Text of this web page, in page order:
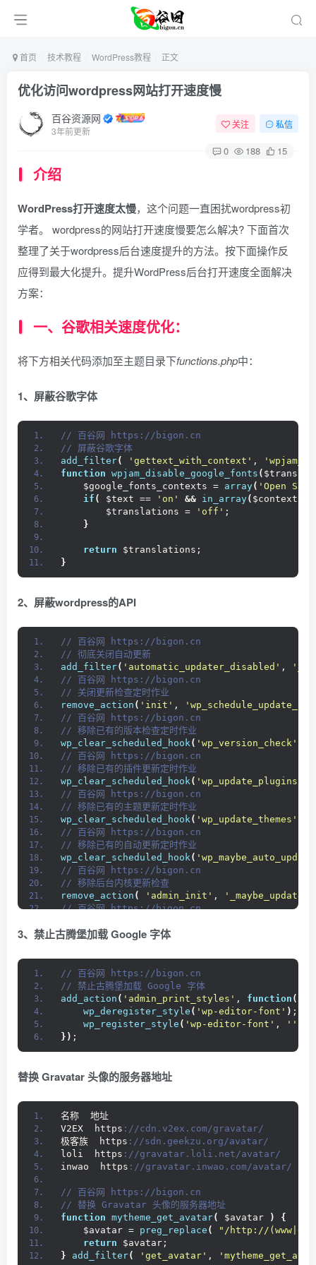
首页 技术教程 WordPress教程 正文
优化访问wordpress网站打开速度慢
百谷资源网
3年前更新
关注 私信
0 188 15
介绍
WordPress打开速度太慢，这个问题一直困扰wordpress初
学者。 wordpress的网站打开速度慢要怎么解决? 下面首次
整理了关于wordpress后台速度提升的方法。按下面操作反
应得到最大化提升。提升WordPress后台打开速度全面解决
方案：
一、谷歌相关速度优化：
将下方相关代码添加至主题目录下functions.php中：
1、屏蔽谷歌字体
// 百谷网 https://bigon.cn
// 屏蔽谷歌字体
add_filter( 'gettext_with_context' ,
function wpjam_disable_google_fonts (
    $google_fonts_contexts =
array( 'Open
if ( $text == 'on' && in_array( $context,
        $translations =
'off' ;
}
return $translations;
}
2、屏蔽wordpress的API
// 百谷网 https://bigon.cn
// 彻底关闭自动更新
add_filter( 'automatic_updater_disabled' ,
// 百谷网 https://bigon.cn
// 关闭更新检查定时作业
remove_action ( 'init' ,
// 百谷网 https://bigon.cn
// 移除已有的版本检查定时作业
wp_clear_scheduled_hook( 'wp_version_check'
// 百谷网 https://bigon.cn
// 移除已有的插件更新定时作业
wp_clear_scheduled_hook( 'wp_update_plugins'
// 百谷网 https://bigon.cn
// 移除已有的主题更新定时作业
wp_clear_scheduled_hook( 'wp_update_themes'
// 百谷网 https://bigon.cn
// 移除已有的自动更新定时作业
wp_clear_scheduled_hook(
// 百谷网 https://bigon.cn
// 移除后台内核更新检查
remove_action ( 'admin_init' ,
// 百谷网 https://bigon.cn
remove_action( 'load-plugins.php'
remove_action( 'load-update-core.php',
remove_action( 'admin_init'
// 百谷网 https://bigon.cn
// 移除后台主题更新检查
remove_action ( 'load-themes.php',
remove_action( 'load-update.php',
remove_action
3、禁止古腾堡加载 Google 字体
// 百谷网 https://bigon.cn
// 禁止古腾堡加载 Google 字体
add_action ( 'admin_print_styles' , function (){
wp_deregister_style ( 'wp-editor-font' ) ;
wp_register_style ( 'wp-editor-font' , ''
}) ;
替换 Gravatar 头像的服务器地址
名称  地址
V2EX  https ://cdn.v2ex.com/gravatar/
极客族  https ://sdn.geekzu.org/avatar/
loli  https ://gravatar.loli.net/avatar/
inwao  https ://gravatar.inwao.com/avatar/
// 百谷网 https://bigon.cn
// 替换 Gravatar 头像的服务器地址
function mytheme_get_avatar( $avatar )
{
    $avatar =
preg_replace (
"/http://
return $avatar;
}
add_filter( 'get_avatar' ,